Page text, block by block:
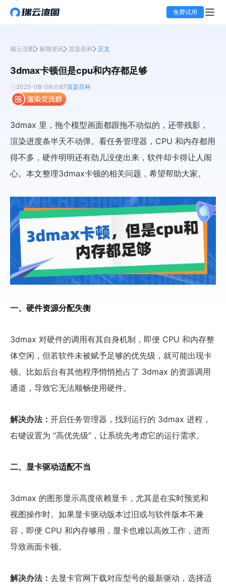
免费试用
瑞云渲图 新闻资讯 渲染百科 正文
3dmax卡顿但是cpu和内存都足够
2025-08-06 87渲染百科
3dmax 里，拖个模型画面都跟拖不动似的，还带残影，
渲染进度条半天不动弹。看任务管理器，CPU 和内存都用
得不多，硬件明明还有劲儿没使出来，软件却卡得让人闹
心。本文整理3dmax卡顿的相关问题，希望帮助大家。
一、硬件资源分配失衡
3dmax 对硬件的调用有其自身机制，即便 CPU 和内存整
体空闲，但若软件未被赋予足够的优先级，就可能出现卡
顿。比如后台有其他程序悄悄抢占了 3dmax 的资源调用
通道，导致它无法顺畅使用硬件。
解决办法： 开启任务管理器，找到运行的 3dmax 进程，
右键设置为 “高优先级”，让系统先考虑它的运行需求。
二、显卡驱动适配不当
3dmax 的图形显示高度依赖显卡，尤其是在实时预览和
视图操作时。如果显卡驱动版本过旧或与软件版本不兼
容，即便 CPU 和内存够用，显卡也难以高效工作，进而
导致画面卡顿。
解决办法： 去显卡官网下载对应型号的最新驱动，选择适